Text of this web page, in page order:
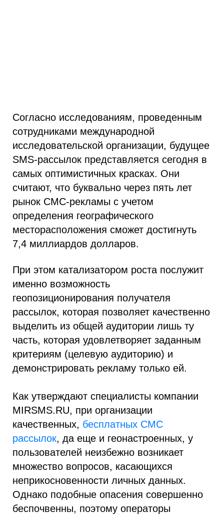
Согласно исследованиям, проведенным
сотрудниками международной
исследовательской организации, будущее
SMS-рассылок представляется сегодня в
самых оптимистичных красках. Они
считают, что буквально через пять лет
рынок СМС-рекламы с учетом
определения географического
месторасположения сможет достигнуть
7,4 миллиардов долларов.
При этом катализатором роста послужит
именно возможность
геопозиционирования получателя
рассылок, которая позволяет качественно
выделить из общей аудитории лишь ту
часть, которая удовлетворяет заданным
критериям (целевую аудиторию) и
демонстрировать рекламу только ей.
Как утверждают специалисты компании
MIRSMS.RU, при организации
качественных, бесплатных СМС
рассылок, да еще и геонастроенных, у
пользователей неизбежно возникает
множество вопросов, касающихся
неприкосновенности личных данных.
Однако подобные опасения совершенно
беспочвенны, поэтому операторы